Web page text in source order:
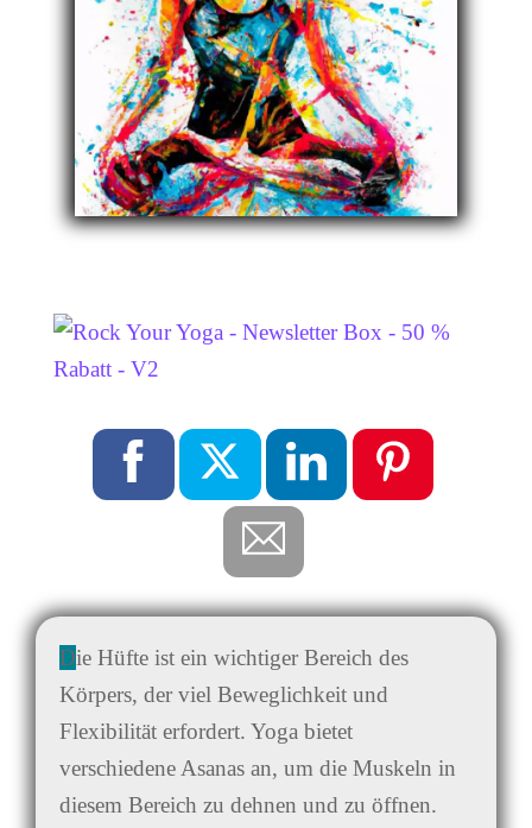
Die Hüfte ist ein wichtiger Bereich des
Körpers, der viel Beweglichkeit und
Flexibilität erfordert. Yoga bietet
verschiedene Asanas an, um die Muskeln in
diesem Bereich zu dehnen und zu öffnen.